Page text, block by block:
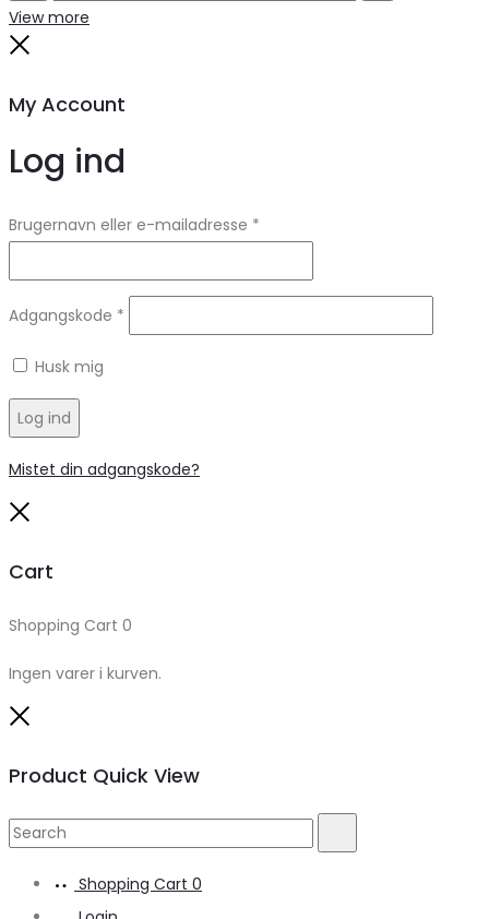
Search
View more
My Account
Log ind
Brugernavn eller e-mailadresse *
Adgangskode *
Husk mig
Log ind
Mistet din adgangskode?
Cart
Shopping Cart 0
Ingen varer i kurven.
Product Quick View
Search
Shopping Cart 0